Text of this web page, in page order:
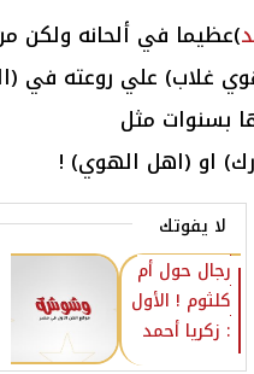
)عظيما في ألحانه ولكن
غلاب) علي روعته في
بسنوات مثل
او (اهل الهوي) !
لا يفوتك
رجال حول أم
كلثوم ! الأول
: زكريا أحمد